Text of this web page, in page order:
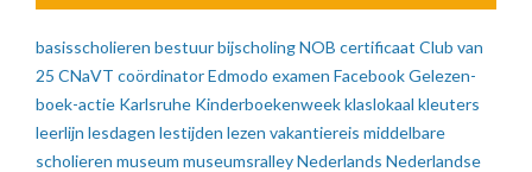
basisscholieren bestuurbijscholing NOB certificaat Club van
25 CNaVT coördinatorEdmodo examen FacebookGelezen-
boek-actie Karlsruhe Kinderboekenweekklaslokaal kleuters
leerlijn lesdagen lestijden lezen vakantiereis middelbare
scholieren museum museumsralleyNederlands Nederlandse